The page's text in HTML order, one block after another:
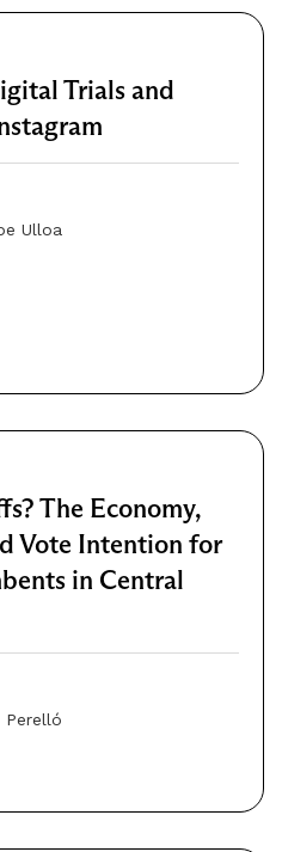
Trials and
Ulloa
The Economy,
Vote Intention for
in Central
Perelló